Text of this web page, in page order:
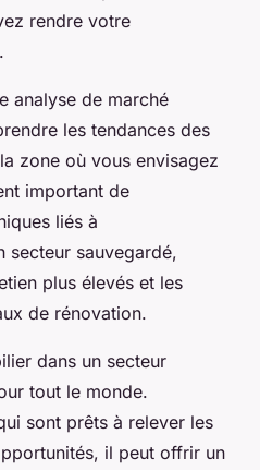
rendre votre
analyse de marché
les tendances des
zone où vous envisagez
important de
liés à
secteur sauvegardé,
plus élevés et les
de rénovation.
dans un secteur
tout le monde.
sont prêts à relever les
il peut offrir un